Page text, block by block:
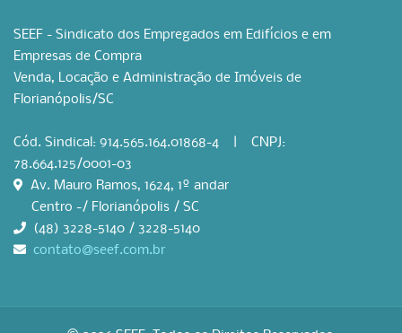
SEEF - Sindicato dos Empregados em Edifícios e em
Empresas de Compra
Venda, Locação e Administração de Imóveis de
Florianópolis/SC
Cód. Sindical: 914.565.164.01868-4 | CNPJ:
78.664.125/0001-03
Av. Mauro Ramos, 1624, 1º andar
Centro -/ Florianópolis / SC
(48) 3228-5140 / 3228-5140
contato@seef.com.br